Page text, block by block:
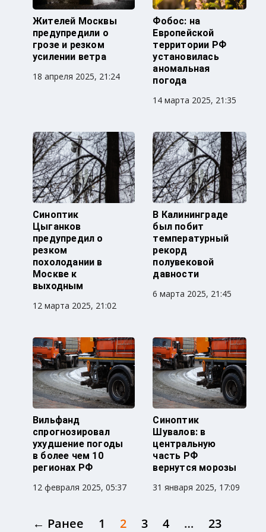
Жителей Москвы
предупредили о
грозе и резком
усилении ветра
18 апреля 2025, 21:24
Фобос: на
Европейской
территории РФ
установилась
аномальная
погода
14 марта 2025, 21:35
Синоптик
Цыганков
предупредил о
резком
похолодании в
Москве к
выходным
12 марта 2025, 21:02
В Калининграде
был побит
температурный
рекорд
полувековой
давности
6 марта 2025, 21:45
Вильфанд
спрогнозировал
ухудшение погоды
в более чем 10
регионах РФ
12 февраля 2025, 05:37
Синоптик
Шувалов: в
центральную
часть РФ
вернутся морозы
31 января 2025, 17:09
← Ранее 1 2 3 4 …
23